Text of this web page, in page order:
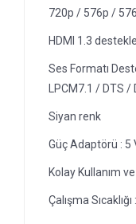
720p / 576p /
HDMI 1.3
Ses Formatı
LPCM7.1 / DTS /
Siyan renk
Güç Adaptörü :
Kolay Kullanım
Çalışma